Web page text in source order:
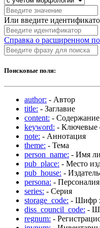
Или введите
Справка о расширенном
Поисковые поля:
author: - Автор
title: - Заглавие
content: - Содержание
keyword: - Ключевые
note: - Аннотация
theme: - Тема
person_name: - Имя
pub_place: - Место
pub_house: -
persona: - Персоналия
series: - Серия
storage_code: - Шифр
diss_council_code: -
regnum: -